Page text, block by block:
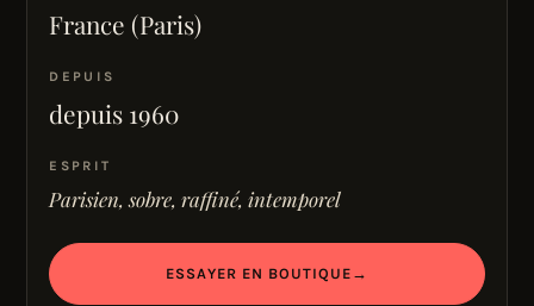
France (Paris)
DEPUIS
depuis 1960
ESPRIT
Parisien, sobre, raffiné, intemporel
ESSAYER EN BOUTIQUE →